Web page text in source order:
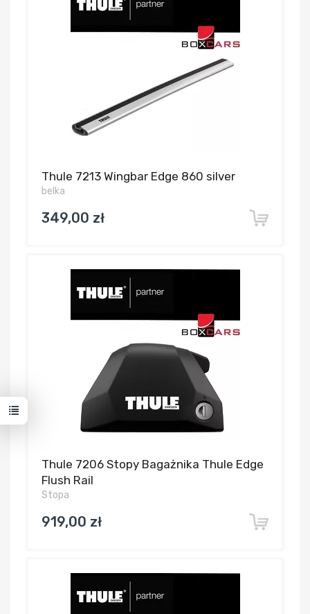
Thule 7213 Wingbar Edge 860 silver
belka
349,00 zł
Thule 7206 Stopy Bagażnika Thule Edge
Flush Rail
Stopa
919,00 zł